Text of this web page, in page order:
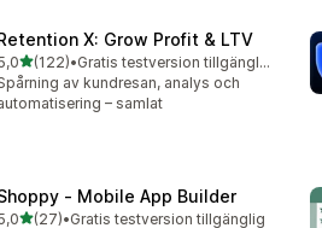
X: Grow Profit & LTV
av 5 stjärnor
(122)
recensioner totalt
•
Gratis testversion tillgänglig
av kundresan, analys och
– samlat
‑ Mobile App Builder
av 5 stjärnor
(27)•Gratis testversion tillgänglig